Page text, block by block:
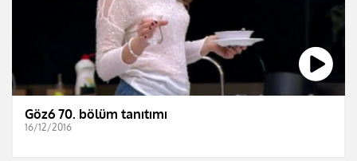
Göz6 70. bölüm tanıtımı
16/12/2016